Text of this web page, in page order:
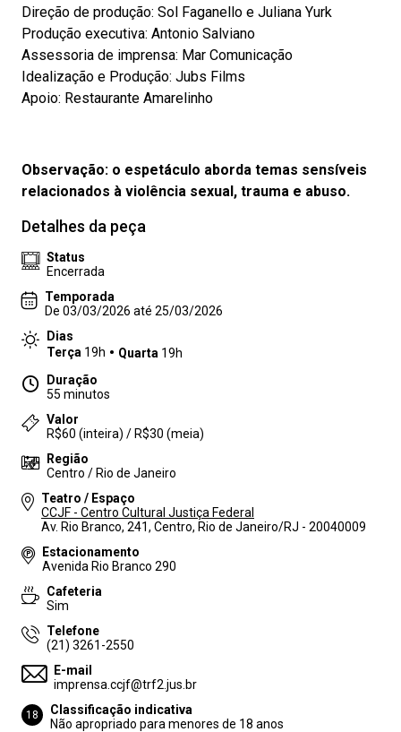
Direção de produção: Sol Faganello e Juliana Yurk
Produção executiva: Antonio Salviano
Assessoria de imprensa: Mar Comunicação
Idealização e Produção: Jubs Films
Apoio: Restaurante Amarelinho
Observação: o espetáculo aborda temas sensíveis
relacionados à violência sexual, trauma e abuso.
Detalhes da peça
Status
Encerrada
Temporada
De 03/03/2026 até 25/03/2026
Dias
Terça 19h Quarta 19h
Duração
55 minutos
Valor
R$60 (inteira) / R$30 (meia)
Região
Centro / Rio de Janeiro
Teatro / Espaço
CCJF - Centro Cultural Justiça Federal
Av. Rio Branco, 241, Centro, Rio de Janeiro/RJ - 20040009
Estacionamento
Avenida Rio Branco 290
Cafeteria
Sim
Telefone
(21) 3261-2550
E-mail
imprensa.ccjf@trf2.jus.br
18
Classificação indicativa
Não apropriado para menores de 18 anos